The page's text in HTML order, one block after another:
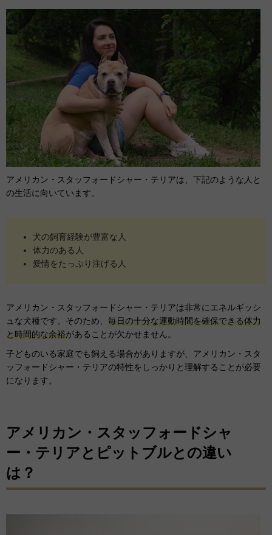
アメリカン・スタッフォードシャー・テリアは、下記のような人と
の生活に向いています。
犬の飼育経験が豊富な人
体力のある人
愛情をたっぷり注げる人
アメリカン・スタッフォードシャー・テリアは非常にエネルギッシ
ュな犬種です。そのため、 毎日の十分な運動時間を確保できる体力
と時間的な余裕があることが欠かせません。
子どものいる家庭でも飼える場合がありますが、アメリカン・スタ
ッフォードシャー・テリアの特性をしっかりと理解することが必要
になります。
アメリカン・スタッフォードシャ
ー・テリアとピットブルとの違い
は？